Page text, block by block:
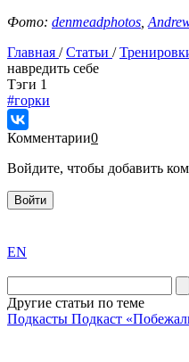
Фото: denmeadphotos
Главная /Статьи /
навредить себе
Tэги 1
#горки
Комментарии0
Войдите, чтобы добавить
Войти
the
division
agent
watch
EN
Другие статьи по теме
Подкасты Подкаст